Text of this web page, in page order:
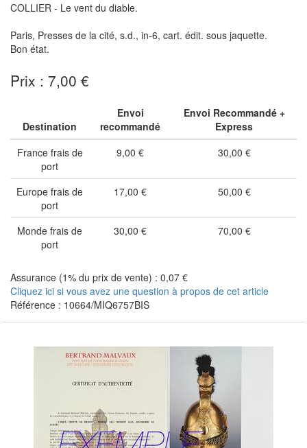
COLLIER - Le vent du diable.
Paris, Presses de la cité, s.d., in-6, cart. édit. sous jaquette.
Bon état.
Prix : 7,00 €
Destination
Envoi
recommandé
Envoi Recommandé +
Express
France frais de
port
9,00 € 30,00 €
Europe frais de
port
17,00 € 50,00 €
Monde frais de
port
30,00 € 70,00 €
Assurance (1% du prix de vente) : 0,07 €
Cliquez ici si vous avez une question à propos de cet article
Référence : 10664/MIQ6757BIS